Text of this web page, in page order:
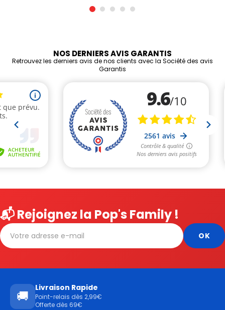
NOS DERNIERS AVIS GARANTIS
Retrouvez les derniers avis de nos clients avec la Société des avis
Garantis
📬 Rejoignez la Pop's Family !
🚚
Livraison Rapide
Point-relais dès 2,99€
Offerte dès 69€